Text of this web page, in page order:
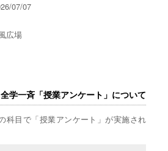
07/07
広場
全学一斉「授業アンケート」について
科目で「授業アンケート」が実施され